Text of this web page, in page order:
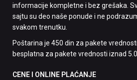
informacije kompletne i bez grešaka.
sajtu su deo naše ponude i ne
svakom trenutku.
Poštarina je 450 din za pakete
besplatna za pakete vrednosti iznad
CENE I ONLINE PLAĆANJE